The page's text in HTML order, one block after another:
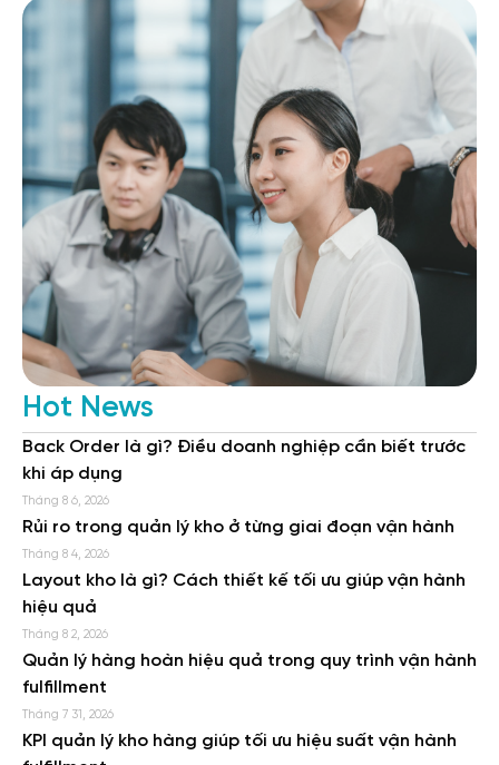
Hot News
Back Order là gì? Điều doanh nghiệp cần biết trước
khi áp dụng
Tháng 8 6, 2026
Rủi ro trong quản lý kho ở từng giai đoạn vận hành
Tháng 8 4, 2026
Layout kho là gì? Cách thiết kế tối ưu giúp vận hành
hiệu quả
Tháng 8 2, 2026
Quản lý hàng hoàn hiệu quả trong quy trình vận hành
fulfillment
Tháng 7 31, 2026
KPI quản lý kho hàng giúp tối ưu hiệu suất vận hành